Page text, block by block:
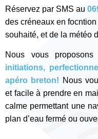
Réservez par SMS au
des créneaux en
souhaité, et de la météo
Nous vous
initiations,
apéro breton! Nous
et facile à prendre en
calme permettant une
plan d’eau fermé ou